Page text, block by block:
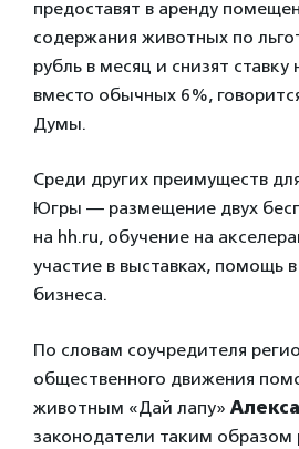
предоставят в аренду
содержания животных по
рубль в месяц и снизят ставку
вместо обычных 6%,
Думы.
Среди других преимуществ
Югры — размещение двух
на hh.ru, обучение на
участие в выставках, помощь
бизнеса.
По словам соучредителя
общественного движения
животным «Дай лапу»
законодатели таким